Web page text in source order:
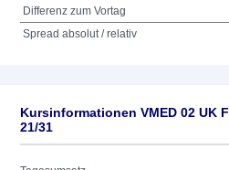
Differenz zum Vortag
Spread absolut / relativ
Kursinformationen VMED 02 UK
21/31